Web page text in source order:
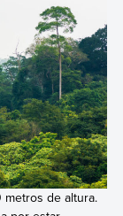
de altura.